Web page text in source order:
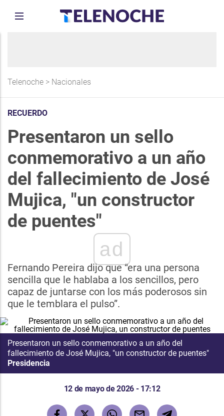
Telenoche > Nacionales
RECUERDO
Presentaron un sello
conmemorativo a un año
del fallecimiento de José
Mujica, "un constructor
de puentes"
ad
Fernando Pereira dijo que “era una persona
sencilla que le hablaba a los sencillos, pero
capaz de juntarse con los más poderosos sin
que le temblara el pulso”.
Presentaron un sello conmemorativo a un año del
fallecimiento de José Mujica, "un constructor de puentes"
Presidencia
12 de mayo de 2026 - 17:12